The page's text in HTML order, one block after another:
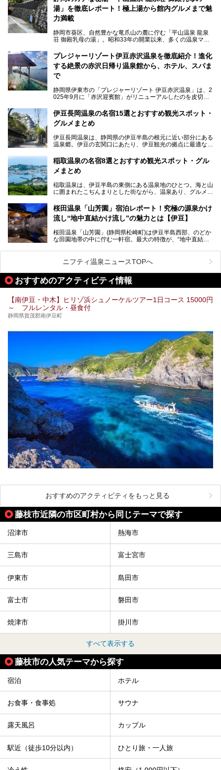
湯」を徹底レポート！極上湯から館内グルメまで魅
力満載
静岡市葵区、自然豊かな竜爪山の麓に佇む「平山温泉 龍泉
荘 御殿乳母の湯」。昭和33年の開業以来、多くの温泉マニ
極上温泉です。お湯はもちろん、実はグルメも揃っているん
です。多くのファンを持つ、その圧倒的なこだわりと魅力を
解説します。
プレジャーリゾート伊豆赤沢温泉を徹底紹介！進化
する絶景の赤沢日帰り温泉館から、ホテル、スパま
で
静岡県伊東市の「プレジャーリゾート 伊豆赤沢温泉」は、2
025年9月に「赤沢迎賓館」がリニューアルしたのを皮切り
館」、「RED 28 HOTEL」がリニューアル。さらにこのあ
とグランピング施設のGRAX EARTH FIELD（グラックスア
ースフィールド）、大型屋内アミューズメント施設のPLEA
予定。
ャー施設など、現在リニューアルオープンしている施設を中
心に、家族連れでも大人だけでも、おひとりさまでも多彩な
楽しみ方ができる「プレジャーリゾート 伊豆赤沢温泉」を
───
この記事はプレジャーリゾート 伊豆赤沢温泉のPR記事で
す。
伊豆長岡温泉の名宿15選とおすすめ観光スポット・
グルメまとめ
伊豆長岡温泉は、静岡県の伊豆半島の根元に近い部分にある
温泉郷。伊豆の玄関口にあたり、伊豆観光の拠点に最適な立
ちろん日帰りでも楽しめるのが魅力です。
この記事では、伊豆長岡温泉の歴史や魅力、おすすめの宿を
る温泉施設も紹介します！
稲取温泉の名宿8選とおすすめ観光スポット・グル
メまとめ
稲取温泉は、伊豆半島の東側にある温泉地のひとつ。海と山
に囲まれたこぢんまりとした街ながら、温泉あり、グルメあ
京からは約2時間30分、直通電車もありアクセスしやすいの
もうれしいところ。
入れる温泉施設、チェックしたい観光スポットやアクティビ
ティなどを一挙にまとめピックアップ。伊豆稲取温泉を訪れ
桜田温泉「山芳園」宿泊レポート！究極の源泉かけ
流し“地中直結かけ流し”の魅力とは【伊豆】
桜田温泉「山芳園」(静岡県松崎町)は伊豆半島西部、のどか
な田園地帯の中に佇む一軒宿。最大の特徴が、“地中直結か
地下に眠る源泉を加水・加温・消毒無し、さらには途中過程
で空気にも触れさせることなく浴槽まで提供。「究極の源泉
かけ流し」と言っても決して過言ではありません。
今回、桜田温泉「山芳園」の“温泉”を中心に、その魅力を詳
細レポート。また口コミの評判も非常に高い宿であり、客室
や食事も併せて徹底紹介します！
ニフティ温泉ニュースTOPへ
おすすめのアクティビティ情報
【南伊豆・中木】ヒリゾ浜シュノーケルツアー1日コース 15000円
～ フルレンタル・昼食付
静岡県賀茂郡南伊豆町
おすすめのアクティビティをもっと見る
藤枝市近隣の市区町村から同じテーマで探す
沼津市 熱海市
三島市 富士宮市
伊東市 島田市
富士市 磐田市
焼津市 掛川市
すべて表示する
藤枝市の人気テーマから探す
宿泊 ホテル
お食事・食事処 サウナ
露天風呂 カップル
駅近（徒歩10分以内） ひとり旅・一人旅